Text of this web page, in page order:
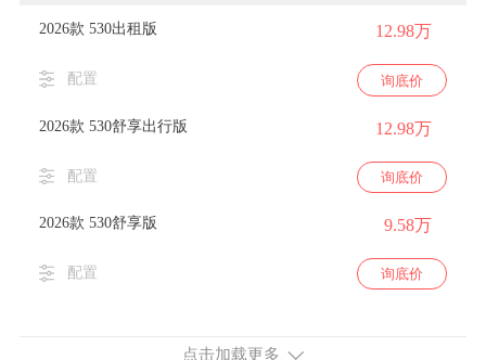
2026款 530出租版 12.98万
配置 询底价
2026款 530舒享出行版 12.98万
配置 询底价
2026款 530舒享版 9.58万
配置 询底价
点击加载更多